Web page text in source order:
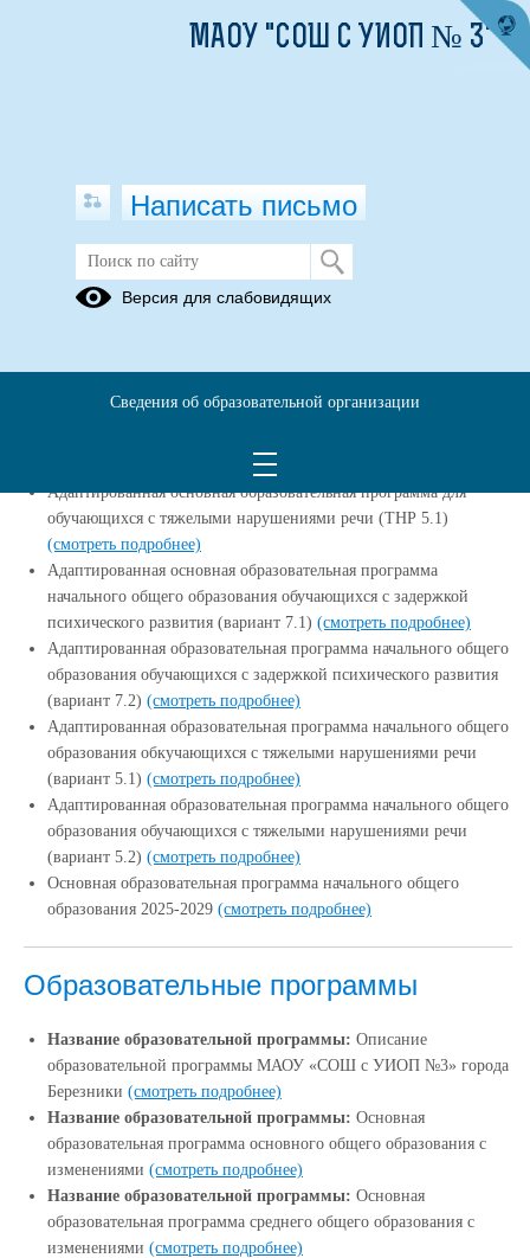
Реализуемые образовательные
образования (смотреть подробнее)
(смотреть подробнее)
Адаптированная основная образовательная программа для
обучающихся с тяжелыми нарушениями речи (ТНР 5.1)
(смотреть подробнее)
Адаптированная основная образовательная программа
начального общего образования обучающихся с задержкой
психического развития (вариант 7.1) (смотреть подробнее)
Адаптированная образовательная программа начального общего
образования обучающихся с задержкой психического развития
(вариант 7.2) (смотреть подробнее)
Адаптированная образовательная программа начального общего
образования обкучающихся с тяжелыми нарушениями речи
(вариант 5.1) (смотреть подробнее)
Адаптированная образовательная программа начального общего
образования обучающихся с тяжелыми нарушениями речи
(вариант 5.2) (смотреть подробнее)
Основная образовательная программа начального общего
образования 2025-2029 (смотреть подробнее)
Образовательные программы
Название образовательной программы: Описание
образовательной программы МАОУ «СОШ с УИОП №3» города
Березники (смотреть подробнее)
Название образовательной программы: Основная
образовательная программа основного общего образования с
изменениями (смотреть подробнее)
Название образовательной программы: Основная
образовательная программа среднего общего образования с
изменениями (смотреть подробнее)
МАОУ "СОШ С УИОП № 3"
Написать письмо
Версия для слабовидящих
Сведения об образовательной организации